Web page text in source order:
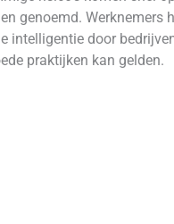
genoemd.
intelligentie door
praktijken kan gelden.